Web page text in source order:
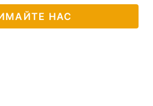
НАС